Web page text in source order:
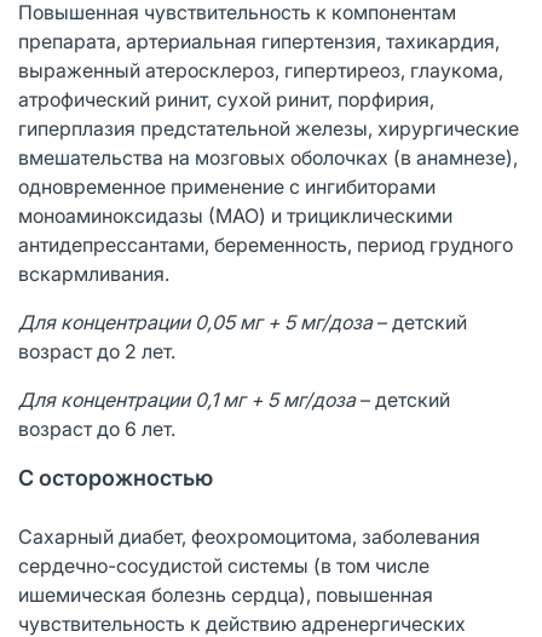
Повышенная чувствительность к компонентам
препарата, артериальная гипертензия, тахикардия,
выраженный атеросклероз, гипертиреоз, глаукома,
атрофический ринит, сухой ринит, порфирия,
гиперплазия предстательной железы, хирургические
вмешательства на мозговых оболочках (в анамнезе),
одновременное применение с ингибиторами
моноаминоксидазы (МАО) и трициклическими
антидепрессантами, беременность, период грудного
вскармливания.
Для концентрации 0,05 мг + 5 мг/доза– детский
возраст до 2 лет.
Для концентрации 0,1 мг + 5 мг/доза– детский
возраст до 6 лет.
С осторожностью
Сахарный диабет, феохромоцитома, заболевания
сердечно-сосудистой системы (в том числе
ишемическая болезнь сердца), повышенная
чувствительность к действию адренергических